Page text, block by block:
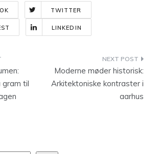
TWITTER
LINKEDIN
gram til
Moderne møder historisk:
Arkitektoniske kontraster i
aarhus